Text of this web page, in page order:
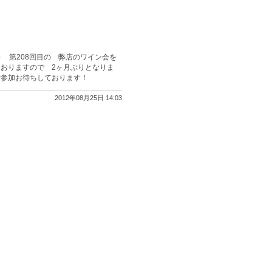
第208回目の 弊店のワイン会を
りますので 2ヶ月ぶりとなりま
加お待ちしております！
2012年08月25日 14:03